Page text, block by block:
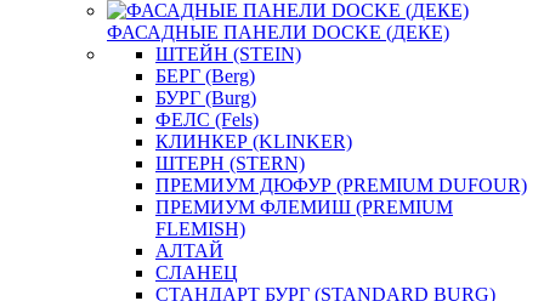
ФАСАДНЫЕ ПАНЕЛИ DOCKE (ДЕКЕ)
ШТЕЙН (STEIN)
БЕРГ (Berg)
БУРГ (Burg)
ФЕЛС (Fels)
КЛИНКЕР (KLINKER)
ШТЕРН (STERN)
ПРЕМИУМ ДЮФУР (PREMIUM DUFOUR)
ПРЕМИУМ ФЛЕМИШ (PREMIUM
FLEMISH)
АЛТАЙ
СЛАНЕЦ
СТАНДАРТ БУРГ (STANDARD BURG)